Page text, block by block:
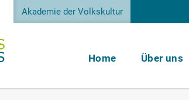
Akademie der Volkskultur
Home Über uns